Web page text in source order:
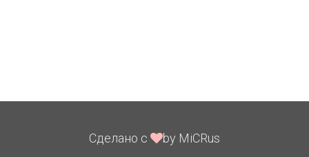
Сделано с by MiCRus